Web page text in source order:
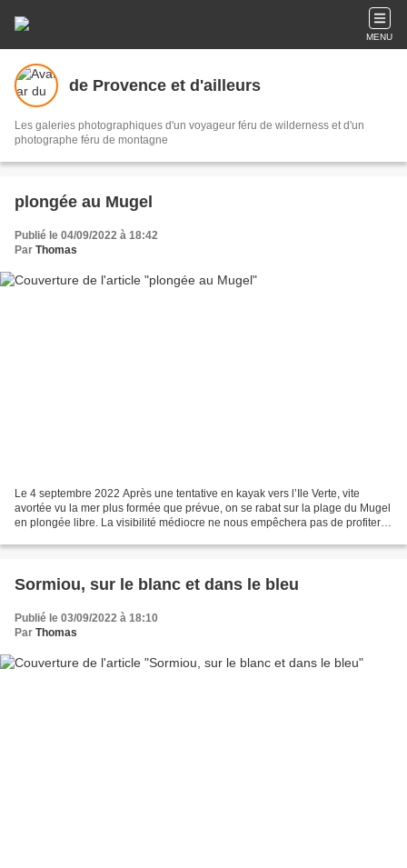
MENU
de Provence et d'ailleurs
Les galeries photographiques d'un voyageur féru de wilderness et d'un
photographe féru de montagne
plongée au Mugel
Publié le 04/09/2022 à 18:42
Par Thomas
Le 4 septembre 2022 Après une tentative en kayak vers l’Ile Verte, vite
avortée vu la mer plus formée que prévue, on se rabat sur la plage du Mugel
en plongée libre. La visibilité médiocre ne nous empêchera pas de profiter
Sormiou, sur le blanc et dans le bleu
Publié le 03/09/2022 à 18:10
Par Thomas